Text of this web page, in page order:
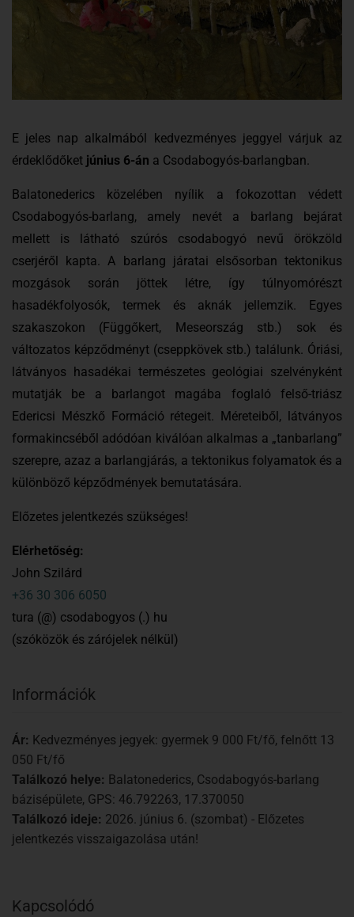
E jeles nap alkalmából kedvezményes jeggyel várjuk az
érdeklődőket június 6-án a Csodabogyós-barlangban.
Balatonederics közelében nyílik a fokozottan védett
Csodabogyós-barlang, amely nevét a barlang bejárat
mellett is látható szúrós csodabogyó nevű örökzöld
cserjéről kapta. A barlang járatai elsősorban tektonikus
mozgások során jöttek létre, így túlnyomórészt
hasadékfolyosók, termek és aknák jellemzik. Egyes
szakaszokon (Függőkert, Meseország stb.) sok és
változatos képződményt (cseppkövek stb.) találunk. Óriási,
látványos hasadékai természetes geológiai szelvényként
mutatják be a barlangot magába foglaló felső-triász
Edericsi Mészkő Formáció rétegeit. Méreteiből, látványos
formakincséből adódóan kiválóan alkalmas a „tanbarlang”
szerepre, azaz a barlangjárás, a tektonikus folyamatok és a
különböző képződmények bemutatására.
Előzetes jelentkezés szükséges!
Elérhetőség:
John Szilárd
+36 30 306 6050
tura (@) csodabogyos (.) hu
(szóközök és zárójelek nélkül)
Információk
Ár: Kedvezményes jegyek: gyermek 9 000 Ft/fő, felnőtt 13
050 Ft/fő
Találkozó helye: Balatonederics, Csodabogyós-barlang
bázisépülete, GPS: 46.792263, 17.370050
Találkozó ideje: 2026. június 6. (szombat) - Előzetes
jelentkezés visszaigazolása után!
Kapcsolódó